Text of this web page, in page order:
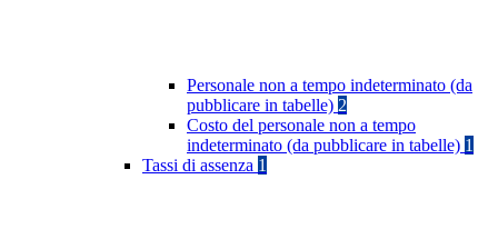
Personale non a tempo indeterminato (da
pubblicare in tabelle) 2
Costo del personale non a tempo
indeterminato (da pubblicare in tabelle) 1
Tassi di assenza 1